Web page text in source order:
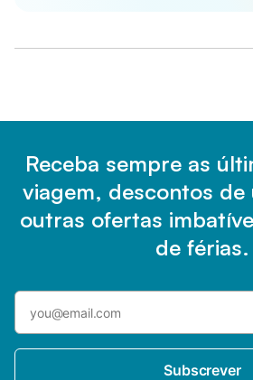
Receba sempre as
viagem, descontos de
outras ofertas
de férias.
Subscrever